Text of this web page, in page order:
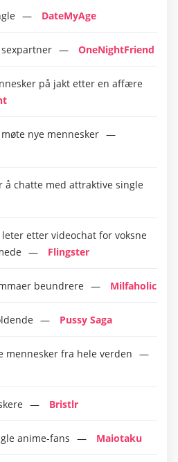
DateMyAge
OneNightFriend
på jakt etter en affære
nye mennesker
å chatte med attraktive single
etter videochat for voksne
Flingster
beundrere Milfaholic
Pussy Saga
mennesker fra hele verden
Bristlr
anime-fans Maiotaku